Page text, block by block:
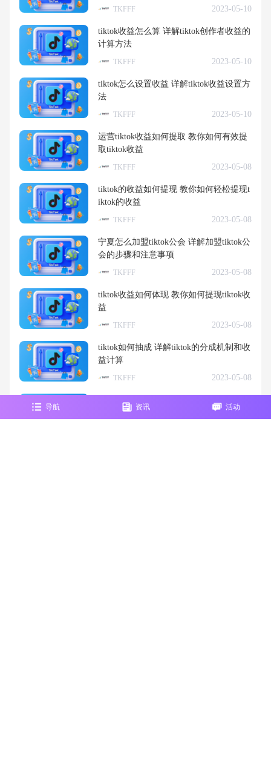
TKFFF 2023-05-10
tiktok收益怎么算 详解tiktok创作者收益的
计算方法
TKFFF 2023-05-10
tiktok怎么设置收益 详解tiktok收益设置方
法
TKFFF 2023-05-10
运营tiktok收益如何提取 教你如何有效提
取tiktok收益
TKFFF 2023-05-08
tiktok的收益如何提现 教你如何轻松提现t
iktok的收益
TKFFF 2023-05-08
宁夏怎么加盟tiktok公会 详解加盟tiktok公
会的步骤和注意事项
TKFFF 2023-05-08
tiktok收益如何体现 教你如何提现tiktok收
益
TKFFF 2023-05-08
tiktok如何抽成 详解tiktok的分成机制和收
益计算
TKFFF 2023-05-08
如何用海外版tiktok赚钱 分享最实用的tikt
ok赚钱技巧
导航 资讯 活动